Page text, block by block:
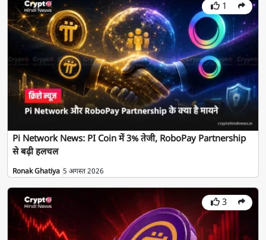
1
Pi Network News: PI Coin में 3% तेजी, RoboPay Partnership
से बढ़ी हलचल
Ronak Ghatiya 5 अगस्त 2026
3